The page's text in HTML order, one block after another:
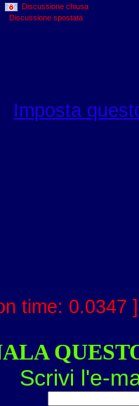
Discussione chiusa
Discussione spostata
Imposta
time:
Scrivi l'e-